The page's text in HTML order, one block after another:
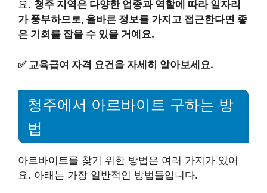
요. 청주 지역은 다양한 업종과 역할에 따라 일자리
가 풍부하므로, 올바른 정보를 가지고 접근한다면 좋
은 기회를 잡을 수 있을 거예요.
✅ 교육급여 자격 요건을 자세히 알아보세요.
청주에서 아르바이트 구하는 방
법
아르바이트를 찾기 위한 방법은 여러 가지가 있어
요. 아래는 가장 일반적인 방법들입니다.